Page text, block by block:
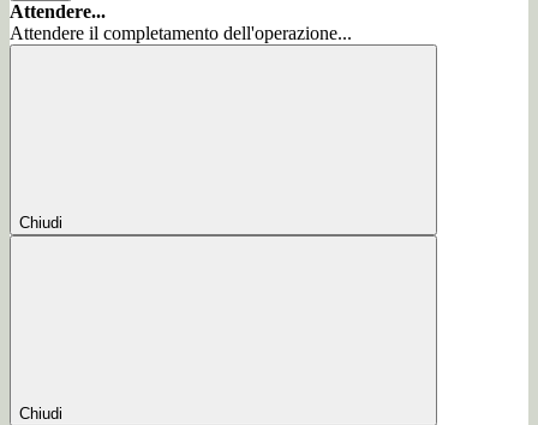
Attendere...
Attendere il completamento dell'operazione...
Chiudi
Chiudi